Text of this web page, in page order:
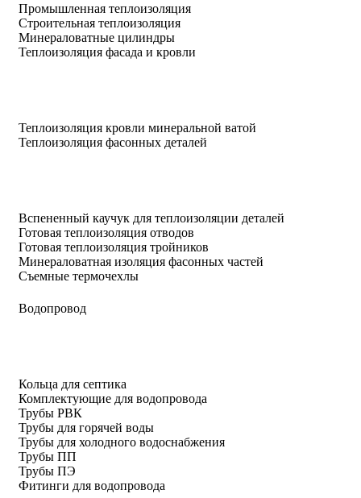
Промышленная теплоизоляция
Строительная теплоизоляция
Минераловатные цилиндры
Теплоизоляция фасада и кровли
Теплоизоляция кровли минеральной ватой
Теплоизоляция фасонных деталей
Вспененный каучук для теплоизоляции деталей
Готовая теплоизоляция отводов
Готовая теплоизоляция тройников
Минераловатная изоляция фасонных частей
Съемные термочехлы
Водопровод
Кольца для септика
Комплектующие для водопровода
Трубы РВК
Трубы для горячей воды
Трубы для холодного водоснабжения
Трубы ПП
Трубы ПЭ
Фитинги для водопровода